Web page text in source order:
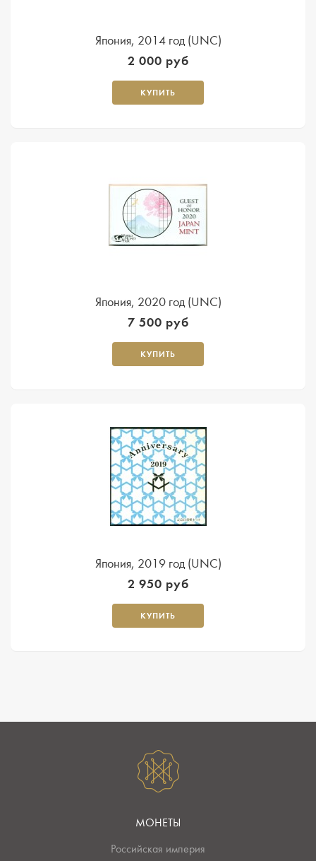
Япония, 2014 год (UNC)
2 000 руб
КУПИТЬ
Япония, 2020 год (UNC)
7 500 руб
КУПИТЬ
Япония, 2019 год (UNC)
2 950 руб
КУПИТЬ
МОНЕТЫ
Российская империя